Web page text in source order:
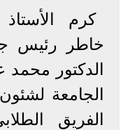
كرم
خاطر رئيس
الدكتور
الجامعة
الفريق